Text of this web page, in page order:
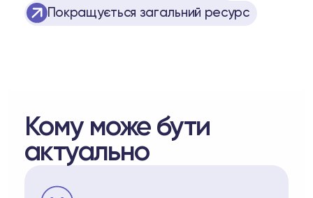
Покращується загальний ресурс
Кому може бути
актуально